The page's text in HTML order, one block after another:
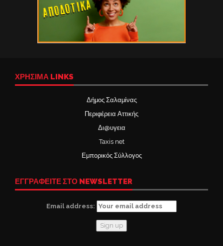
ΧΡΉΣΙΜΑ LINKS
Δήμος Σαλαμίνας
Περιφέρεια Αττικής
Δι@υγεια
Taxis net
Εμπορικός Σύλλογος
ΕΓΓΡΑΦΕΙΤΕ ΣΤΟ NEWSLETTER
Email address: